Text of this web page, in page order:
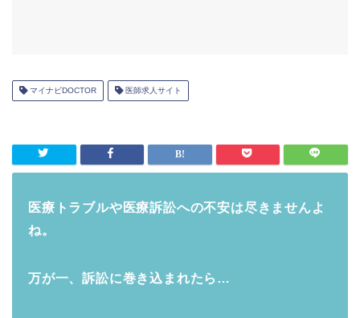
マイナビDOCTOR 医師求人サイト
医療トラブルや医療訴訟への不安は尽きませんよ
ね。
万が一、訴訟に巻き込まれたら…